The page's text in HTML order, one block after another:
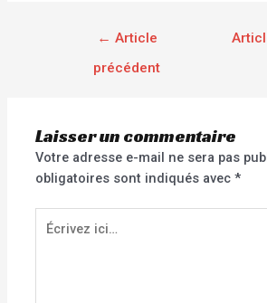
← Article
précédent
Laisser un commentaire
Votre adresse e-mail ne sera pas
obligatoires sont indiqués avec*
Écrivez
ici…